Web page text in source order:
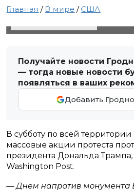
Главная / В мире /США
Получайте новости
— тогда новые новости
появляться в ваших
Добавить
В субботу по всей
массовые акции протеста
президента Дональда
Washington Post.
— Днем напротив монумента